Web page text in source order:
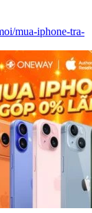
mua-iphone-tra-